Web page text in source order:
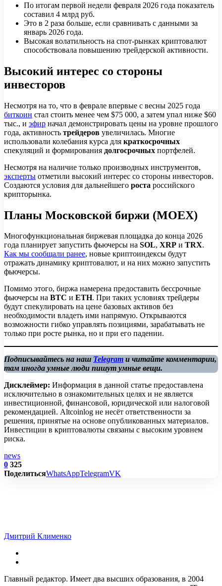
По итогам первой недели февраля 2026 года показатель
составил 4 млрд руб.
Это в 2 раза больше, если сравнивать с данными за
январь 2026 года.
Высокая волатильность на спот-рынках криптовалют
способствовала повышению трейдерской активности.
Высокий интерес со стороны
инвесторов
Несмотря на то, что в феврале впервые с весны 2025 года
биткоин стал стоить менее чем $75 000, а затем упал ниже $60
тыс., и эфир начал демонстрировать цены на уровне прошлого
года, активность трейдеров увеличилась. Многие
использовали колебания курса для краткосрочных
спекуляций и формирования долгосрочных портфелей.
Несмотря на наличие только производных инструментов,
эксперты отметили высокий интерес со стороны инвесторов.
Создаются условия для дальнейшего роста российского
крипторынка.
Планы Московской биржи (MOEX)
Многофункциональная биржевая площадка до конца 2026
года планирует запустить фьючерсы на SOL, XRP и TRX.
Как мы сообщали ранее, новые криптоиндексы будут
отражать динамику криптовалют, и на них можно запустить
фьючерсы.
Помимо этого, биржа намерена предоставить бессрочные
фьючерсы на BTC и ETH. При таких условиях трейдеры
будут спекулировать на цене базовых активов без
необходимости владеть ими напрямую. Открываются
возможности гибко управлять позициями, зарабатывать не
только при росте рынка, но и при его падении.
Подписывайтесь на наш Telegram и читайте комментарии,
там иногда умные люди пишут умные вещи.
Дисклеймер: Информация в данной статье предоставлена
исключительно в ознакомительных целях и не является
инвестиционной, финансовой, юридической или налоговой
рекомендацией. Altcoinlog не несёт ответственности за
решения, принятые на основе опубликованных материалов.
Инвестиции в криптовалюты связаны с высоким уровнем
риска.
news
0 325
ПоделитьсяWhatsAppTelegramVK
Дмитрий Клименко
Главный редактор. Имеет два высших образования, в 2004